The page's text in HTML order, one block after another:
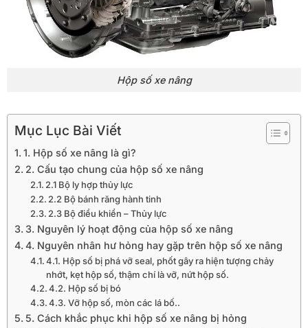
Hộp số xe nâng
Mục Lục Bài Viết
1. Hộp số xe nâng là gì?
2. Cấu tạo chung của hộp số xe nâng
2.1 Bộ ly hợp thủy lực
2.2 Bộ bánh răng hành tinh
2.3 Bộ điều khiển – Thủy lực
3. Nguyên lý hoạt động của hộp số xe nâng
4. Nguyên nhân hư hỏng hay gặp trên hộp số xe nâng
4.1. Hộp số bị phá vỡ seal, phốt gây ra hiện tượng chảy
nhớt, kẹt hộp số, thậm chí là vỡ, nứt hộp số.
4.2. Hộp số bị bó
4.3. Vỡ hộp số, mòn các lá bố..
5. Cách khắc phục khi hộp số xe nâng bị hỏng